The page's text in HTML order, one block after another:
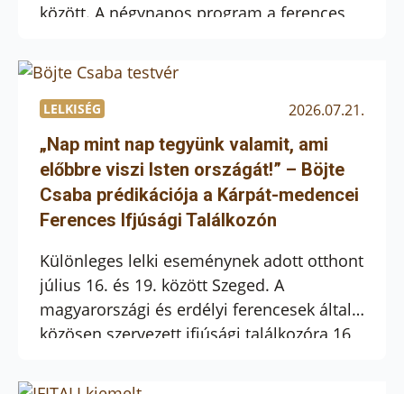
között. A négynapos program a ferences
közösségbe a fiatalokat, hogy együtt
keressék Isten akaratát, mélyítsék hitüket,
és megtapasztalják a testvéri közösség
örömét. Július 17-én pénteken a
résztvevők Holló András kerekesszékes
tánctanár őszinte tanúságtételét
hallgathatták meg, amelyet most […]
LELKISÉG 2026.07.21.
„Nap mint nap tegyünk valamit, ami
előbbre viszi Isten országát!” – Böjte
Csaba prédikációja a Kárpát-medencei
Ferences Ifjúsági Találkozón
Különleges lelki eseménynek adott otthont
július 16. és 19. között Szeged. A
magyarországi és erdélyi ferencesek által
közösen szervezett ifjúsági találkozóra 16
„napfény városába”. A négynapos program